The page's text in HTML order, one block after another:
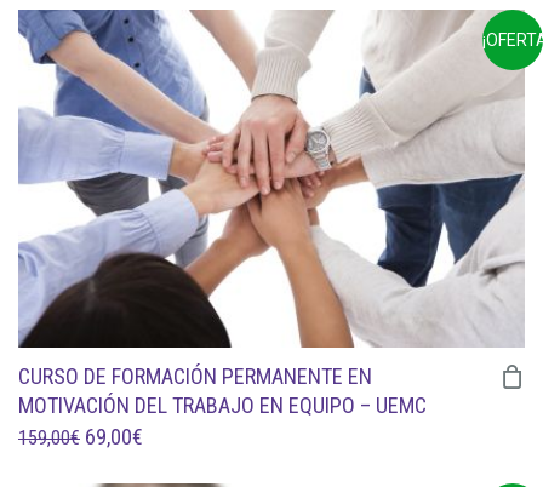
ORIGINAL
ERA:
169,00€.
ACTUAL
ES:
79,00€.
CURSO DE FORMACIÓN PERMANENTE EN
MOTIVACIÓN DEL TRABAJO EN EQUIPO – UEMC
159,00€ EL
69,00€